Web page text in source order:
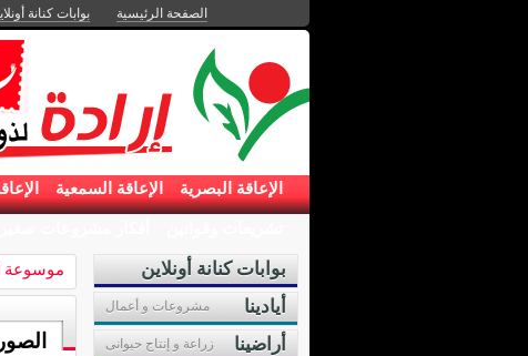
الصفحة الرئيسية بوابات كنانة
الإعاقة البصرية الإعاقة السمعية
موسوعة
الصور
بوابات كنانة أونلاين
أيادينا
مشروعات و أعمال
أراضينا زراعة و إنتاج حيوانى